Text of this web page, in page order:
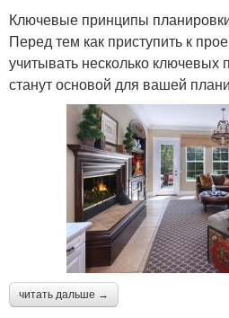
Ключевые принципы
Перед тем как приступить к
учитывать несколько ключевых
станут основой для вашей
читать дальше →